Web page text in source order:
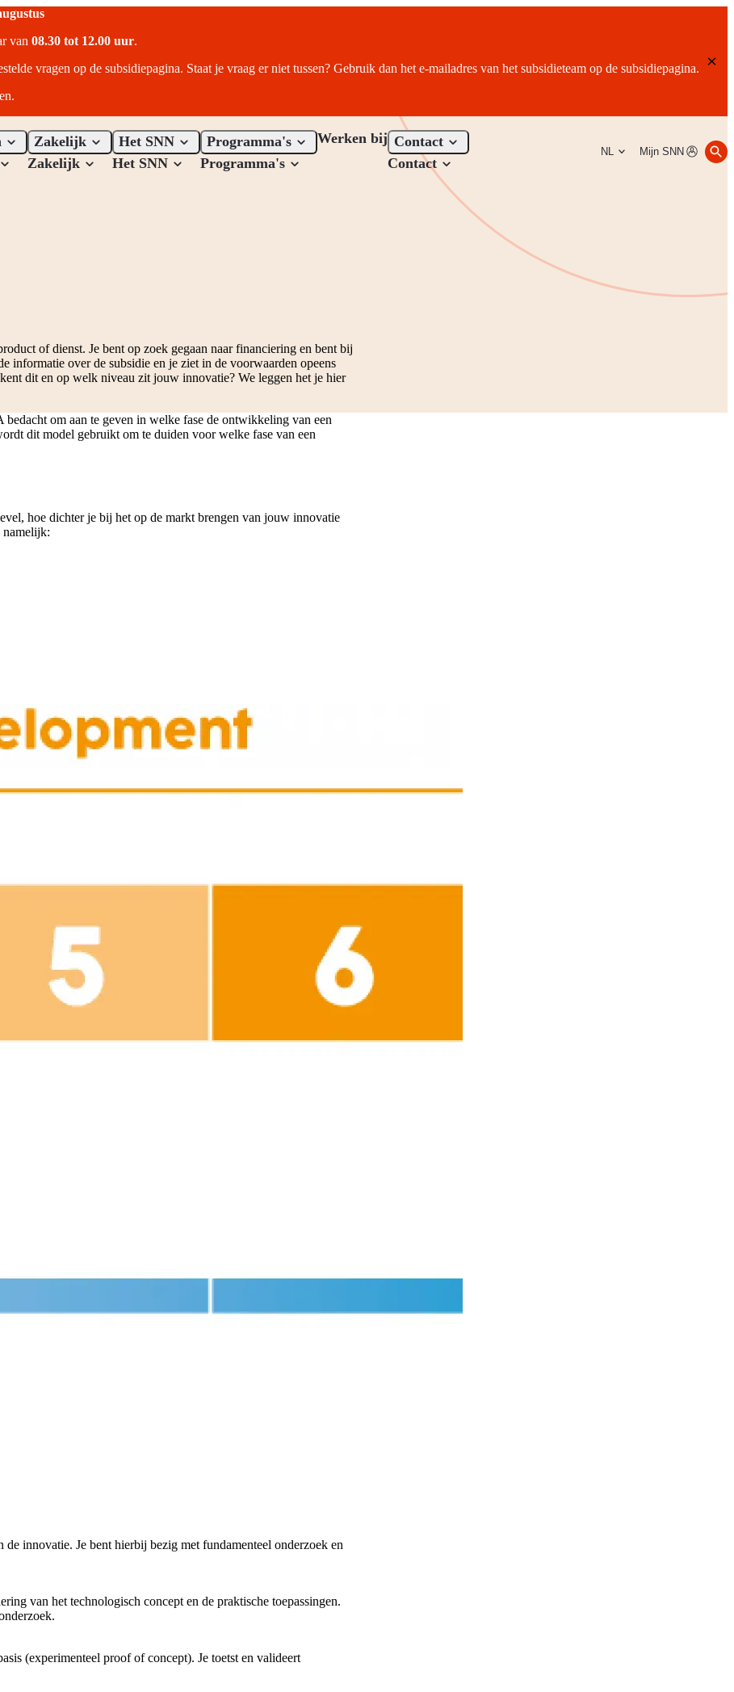
van 08.30 tot 12.00 uur.
vragen op de subsidiepagina. Staat je vraag er niet tussen? Gebruik dan het e-mailadres van het subsidieteam op de subsidiepagina.
Zakelijk
Zakelijk
Het SNN
Het SNN
Programma's
Programma's
Werken bij Contact
Contact
NL Mijn SNN
of dienst. Je bent op zoek gegaan naar financiering en bent bij
informatie over de subsidie en je ziet in de voorwaarden opeens
dit en op welk niveau zit jouw innovatie? We leggen het je hier
om aan te geven in welke fase de ontwikkeling van een
dit model gebruikt om te duiden voor welke fase van een
hoe dichter je bij het op de markt brengen van jouw innovatie
namelijk:
innovatie. Je bent hierbij bezig met fundamenteel onderzoek en
van het technologisch concept en de praktische toepassingen.
(experimenteel proof of concept). Je toetst en valideert